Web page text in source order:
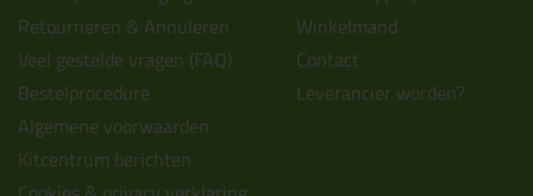
Retourneren & Annuleren
Veel gestelde vragen (FAQ)
Bestelprocedure
Algemene voorwaarden
Kitcentrum berichten
Winkelmand
Contact
Leverancier worden?